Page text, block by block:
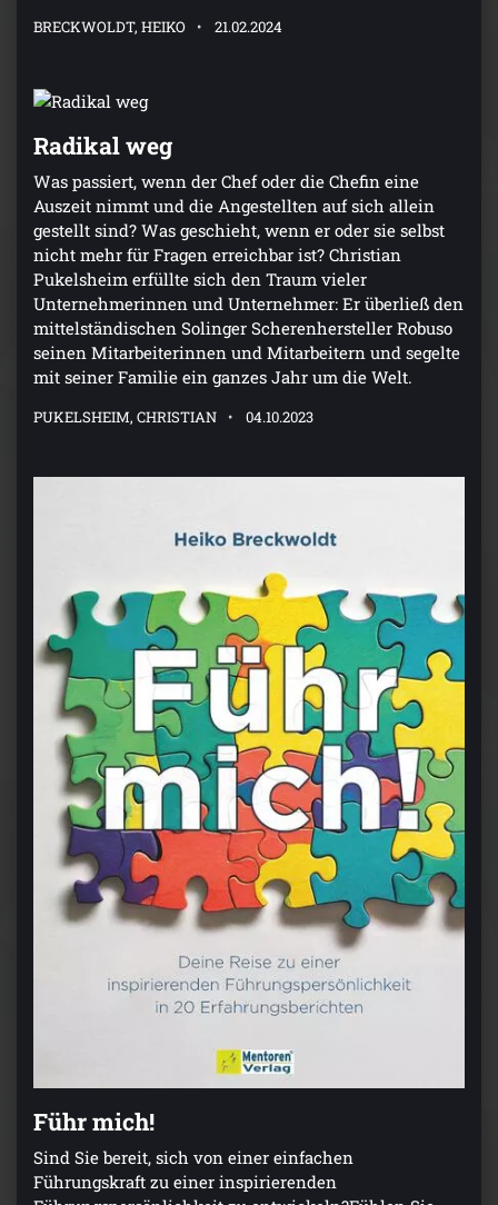
BRECKWOLDT, HEIKO 21.02.2024
Radikal weg
Was passiert, wenn der Chef oder die Chefin eine
Auszeit nimmt und die Angestellten auf sich allein
gestellt sind? Was geschieht, wenn er oder sie selbst
nicht mehr für Fragen erreichbar ist? Christian
Pukelsheim erfüllte sich den Traum vieler
Unternehmerinnen und Unternehmer: Er überließ den
mittelständischen Solinger Scherenhersteller Robuso
seinen Mitarbeiterinnen und Mitarbeitern und segelte
mit seiner Familie ein ganzes Jahr um die Welt.
PUKELSHEIM, CHRISTIAN 04.10.2023
Führ mich!
Sind Sie bereit, sich von einer einfachen
Führungskraft zu einer inspirierenden